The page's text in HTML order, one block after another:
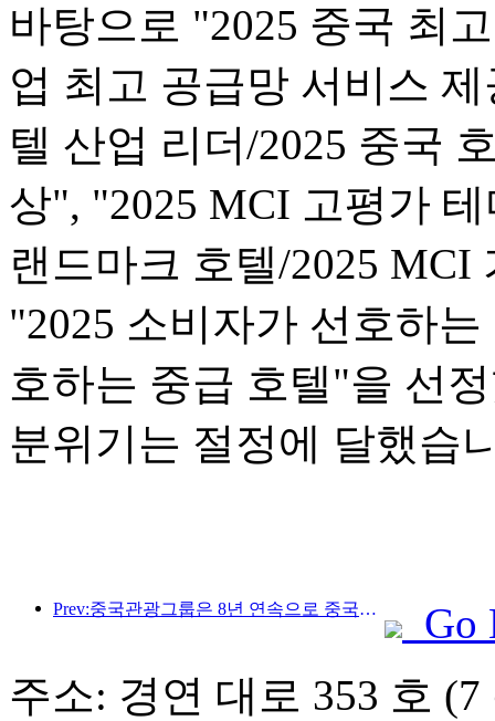
바탕으로 "2025 중국 최
업 최고 공급망 서비스
텔 산업 리더/2025 중국
상", "2025 MCI 고평가
랜드마크 호텔/2025
"2025 소비자가 선호하
호하는 중급 호텔"을 선
분위기는 절정에 달했습
Prev:중국관광그룹은 8년 연속으로 중국국제수입박람회에 참가하여 10억 달러 이상의 계약을 체결했습니다.
Go
주소: 경연 대로 353 호